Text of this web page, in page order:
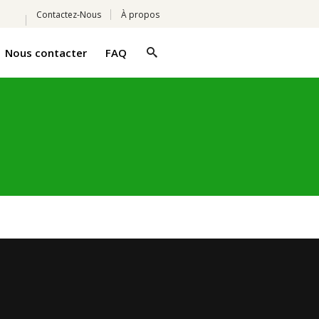
Contactez-Nous À propos
Nous contacter FAQ